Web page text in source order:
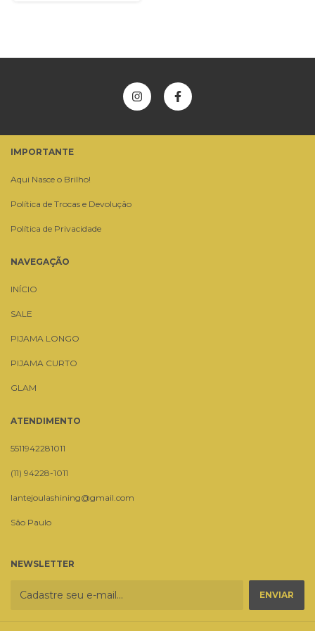
IMPORTANTE
Aqui Nasce o Brilho!
Política de Trocas e Devolução
Política de Privacidade
NAVEGAÇÃO
INÍCIO
SALE
PIJAMA LONGO
PIJAMA CURTO
GLAM
ATENDIMENTO
5511942281011
(11) 94228-1011
lantejoulashining@gmail.com
São Paulo
NEWSLETTER